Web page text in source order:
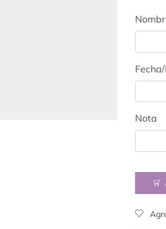
Nota